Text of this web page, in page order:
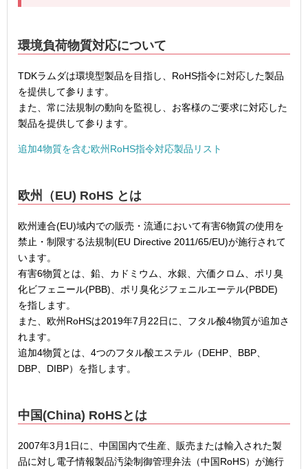
環境負荷物質対応について
TDKラムダは環境型製品を目指し、RoHS指令に対応した製品
を提供して参ります。
また、常に法規制の動向を監視し、お客様のご要求に対応した
製品を提供して参ります。
追加4物質を含む欧州RoHS指令対応製品リスト
欧州（EU) RoHS とは
欧州連合(EU)域内での販売・流通において有害6物質の使用を
禁止・制限する法規制(EU Directive 2011/65/EU)が施行されて
います。
有害6物質とは、鉛、カドミウム、水銀、六価クロム、ポリ臭
化ビフェニール(PBB)、ポリ臭化ジフェニルエーテル(PBDE)
を指します。
また、欧州RoHSは2019年7月22日に、フタル酸4物質が追加さ
れます。
追加4物質とは、4つのフタル酸エステル（DEHP、BBP、
DBP、DIBP）を指します。
中国(China) RoHSとは
2007年3月1日に、中国国内で生産、販売または輸入された製
品に対し電子情報製品汚染制御管理弁法（中国RoHS）が施行